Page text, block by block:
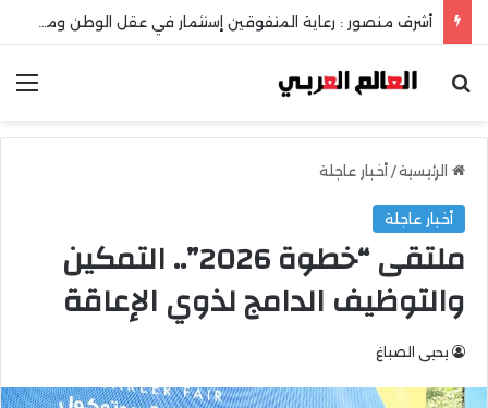
بحث عن
الرئيسية/ أخبار عاجلة
أخبار عاجلة
ملتقى “خطوة 2026”.. التمكين
والتوظيف الدامج لذوي الإعاقة
يحيى الصباغ